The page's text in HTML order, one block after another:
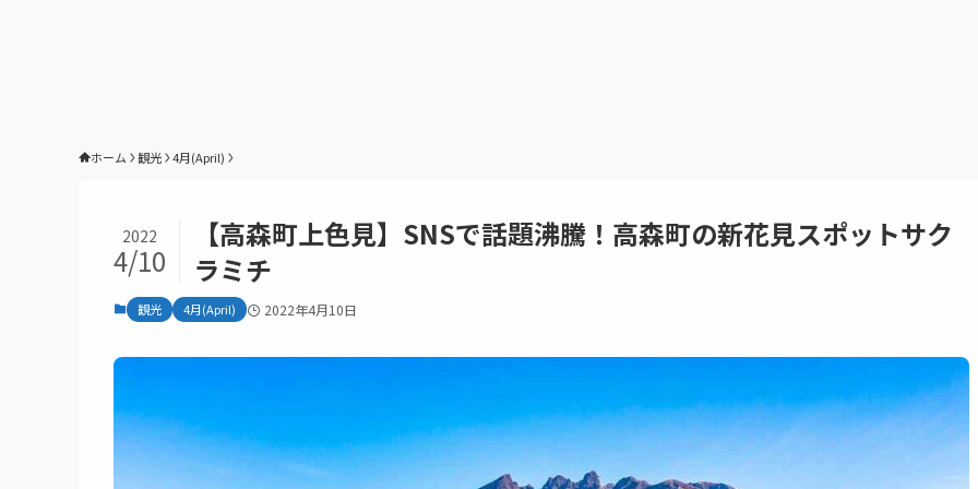
ホーム 観光 4月(April)
【高森町上色見】SNSで話題沸騰！高森町の新花見スポットサク
ラミチ
2022
4/10
観光 4月(April) 2022年4月10日